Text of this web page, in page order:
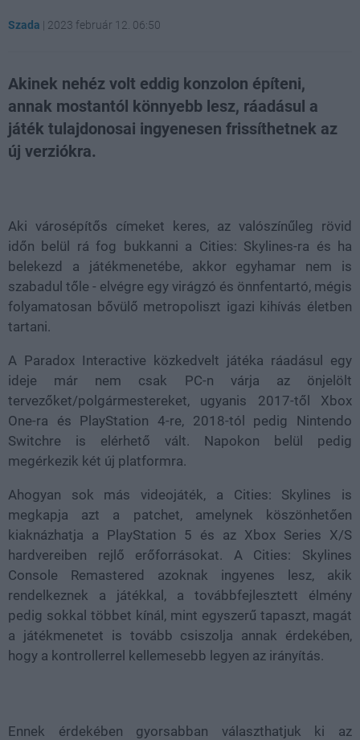
Szada | 2023 február 12. 06:50
Akinek nehéz volt eddig konzolon építeni,
annak mostantól könnyebb lesz, ráadásul a
játék tulajdonosai ingyenesen frissíthetnek az
új verziókra.
Aki városépítős címeket keres, az valószínűleg rövid
időn belül rá fog bukkanni a Cities: Skylines-ra és ha
belekezd a játékmenetébe, akkor egyhamar nem is
szabadul tőle - elvégre egy virágzó és önnfentartó, mégis
folyamatosan bővülő metropoliszt igazi kihívás életben
tartani.
A Paradox Interactive közkedvelt játéka ráadásul egy
ideje már nem csak PC-n várja az önjelölt
tervezőket/polgármestereket, ugyanis 2017-től Xbox
One-ra és PlayStation 4-re, 2018-tól pedig Nintendo
Switchre is elérhető vált. Napokon belül pedig
megérkezik két új platformra.
Ahogyan sok más videojáték, a Cities: Skylines is
megkapja azt a patchet, amelynek köszönhetően
kiaknázhatja a PlayStation 5 és az Xbox Series X/S
hardvereiben rejlő erőforrásokat. A Cities: Skylines
Console Remastered azoknak ingyenes lesz, akik
rendelkeznek a játékkal, a továbbfejlesztett élmény
pedig sokkal többet kínál, mint egyszerű tapaszt, magát
a játékmenetet is tovább csiszolja annak érdekében,
hogy a kontrollerrel kellemesebb legyen az irányítás.
Ennek érdekében gyorsabban választhatjuk ki az